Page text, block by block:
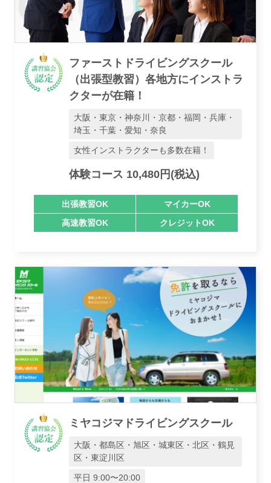
運営会社
業者様登録はこちら
ファーストドライビングスクール
（出張型教習）各地方にインストラ
クターが在籍！
大阪・東京・神奈川・京都・福岡・兵庫・
埼玉・千葉・愛知・奈良
女性インストラクターも多数在籍！
体験コース 10,480円(税込)
出張教習OK
マイカーOK
高速教習OK
クレジットOK
ミヤコジマドライビングスクール
大阪・都島区・旭区・城東区・北区・鶴見
区・東淀川区
平日 9:00〜20:00